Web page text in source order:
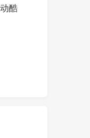
酷